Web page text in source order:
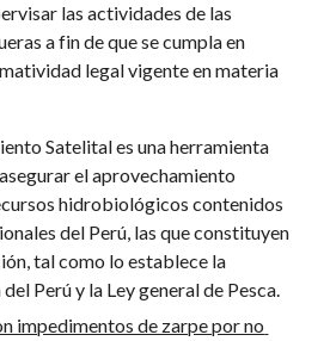
las actividades de las
a fin de que se cumpla en
legal vigente en materia
Satelital es una herramienta
el aprovechamiento
hidrobiológicos contenidos
del Perú, las que constituyen
tal como lo establece la
Perú y la Ley general de Pesca.
impedimentos de zarpe por no